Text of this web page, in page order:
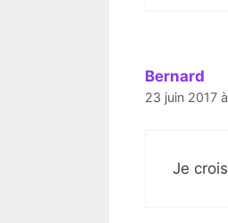
Bernard
23 juin 2017
Je